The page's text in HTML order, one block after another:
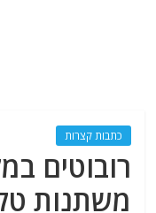
כתבות קצרות
רובוטים
משתנות